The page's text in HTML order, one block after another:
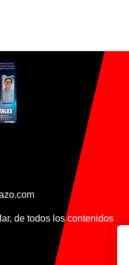
de todos los contenidos